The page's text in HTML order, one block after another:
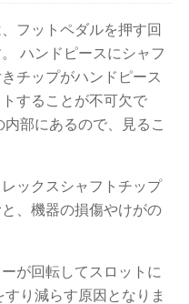
フットペダルを押す回
ハンドピースにシャフ
チップがハンドピース
することが不可欠で
部にあるので、見るこ
ックスシャフトチップ
、機器の損傷やけがの
が回転してスロットに
り減らす原因となりま